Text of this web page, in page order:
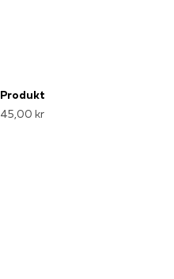
Produkt
45,00 kr